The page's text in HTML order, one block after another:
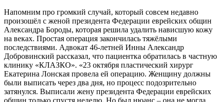
Напомним про громкий случай, который совсем недавно
произошёл с женой президента Федерации еврейских общин
Александра Бороды, которая решила удалить нависшую кожу
на веках. Простая операция закончилась тяжёлыми
последствиями. Адвокат 46-летней Инны Александр
Добровинский рассказал, что пациентка обратилась в частную
клинику «КЛАЗКО». «23 октября пластический хирург
Екатерина Лонская провела ей операцию. Женщину должны
были выписать через два дня, но процесс подозрительно
затянулся. Выписали жену президента Федерации еврейских
общин только спустя неделю. Но был нюанс – она не могла